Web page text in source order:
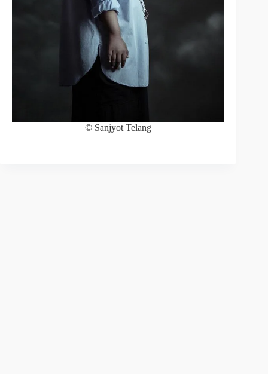
© Sanjyot Telang